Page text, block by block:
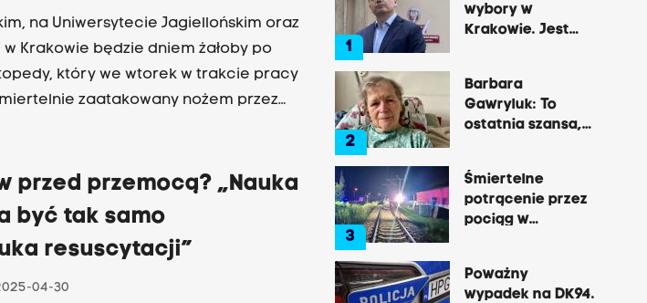
na Uniwersytecie Jagiellońskim oraz
Krakowie będzie dniem żałoby po
który we wtorek w trakcie pracy
zaatakowany nożem przez
przed przemocą? „Nauka
być tak samo
resuscytacji”
04-30
1
wybory w
Krakowie. Jest
2
Barbara
Gawryluk: To
ostatnia szansa,
chorobie
3
Śmiertelne
potrącenie przez
pociąg w
trasie do Krakowa
Poważny
wypadek na DK94.